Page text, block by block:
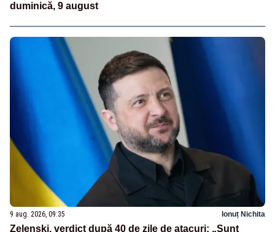
duminică, 9 august
9 aug. 2026, 09:35 Ionuț Nichita
Zelenski, verdict după 40 de zile de atacuri: „Sunt